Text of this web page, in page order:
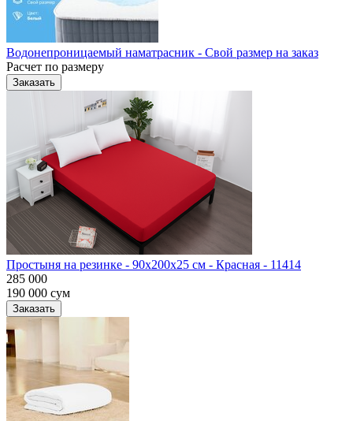
Водонепроницаемый наматрасник - Свой размер на заказ
Расчет по размеру
Заказать
Простыня на резинке - 90x200x25 cм - Красная - 11414
285 000
190 000 сум
Заказать